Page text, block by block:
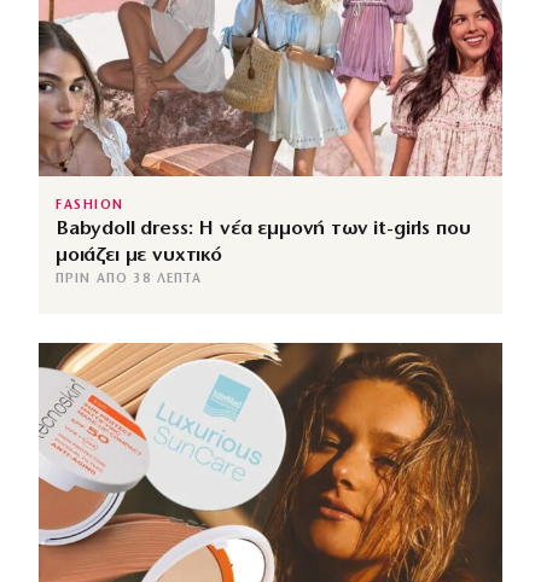
FASHION
Babydoll dress: Η νέα εμμονή των it-girls που
μοιάζει με νυχτικό
ΠΡΙΝ ΑΠΌ 38 ΛΕΠΤΆ